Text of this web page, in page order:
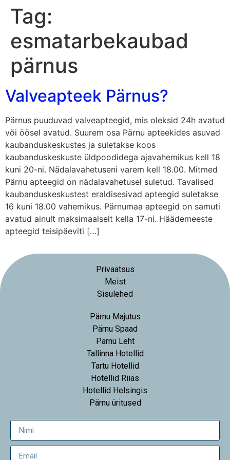
Tag:
esmatarbekaubad
pärnus
Valveapteek Pärnus?
Pärnus puuduvad valveapteegid, mis oleksid 24h avatud
või öösel avatud. Suurem osa Pärnu apteekides asuvad
kaubanduskeskustes ja suletakse koos
kaubanduskeskuste üldpoodidega ajavahemikus kell 18
kuni 20-ni. Nädalavahetuseni varem kell 18.00. Mitmed
Pärnu apteegid on nädalavahetusel suletud. Tavalised
kaubanduskeskustest eraldisesivad apteegid suletakse
16 kuni 18.00 vahemikus. Pärnumaa apteegid on samuti
avatud ainult maksimaalselt kella 17-ni. Häädemeeste
apteegid teisipäeviti […]
Privaatsus
Meist
Sisulehed
Pärnu Majutus
Pärnu Spaad
Pärnu Leht
Tallinna Hotellid
Tartu Hotellid
Hotellid Riias
Hotellid Helsingis
Pärnu üritused